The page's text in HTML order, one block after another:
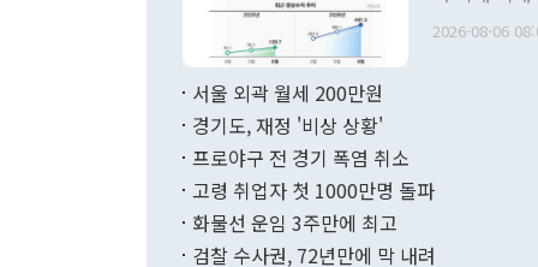
관의 무리한
다. [정동영 통일부 장관이 지난달 23일 오후 서울 종로구 정부서울청사에
무너졌다고
함께 4자 대
료=한국은행] 한국은행이 6일 발표한 '2026년 6월 국제수지(잠정)'
며 월간 기
196.9% 급
2026-08-06
서울 외곽 월세 200만원
경기도, 재정 '비상 상황'
프로야구 전 경기 폭염 취소
고령 취업자 첫 1000만명 돌파
화물선 운임 3주만에 최고
검찰 수사권, 72년만에 막 내려